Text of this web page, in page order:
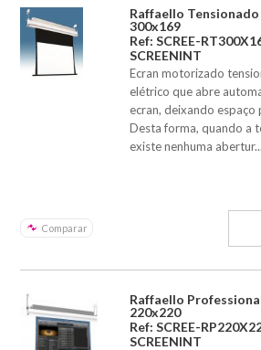
Raffaello
300x169
Ref: SCREE-
SCREENINT
Ecran motorizado
elétrico que abre
ecran, deixando espaço
Desta forma, quando a
existe nenhuma abertur...
Comparar
Raffaello
220x220
Ref: SCREE-
SCREENINT